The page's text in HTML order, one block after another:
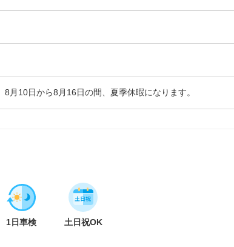
8月10日から8月16日の間、夏季休暇になります。
1日車検 土日祝OK